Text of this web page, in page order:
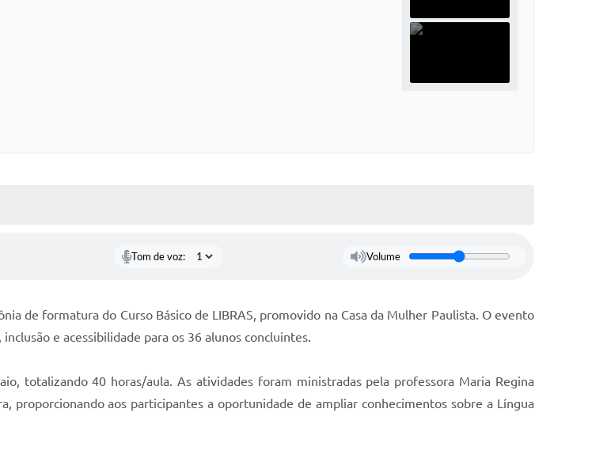
Tom de voz: Volume
de formatura do Curso Básico de LIBRAS, promovido na Casa da Mulher Paulista. O evento
e acessibilidade para os 36 alunos concluintes.
totalizando 40 horas/aula. As atividades foram ministradas pela professora Maria Regina
proporcionando aos participantes a oportunidade de ampliar conhecimentos sobre a Língua